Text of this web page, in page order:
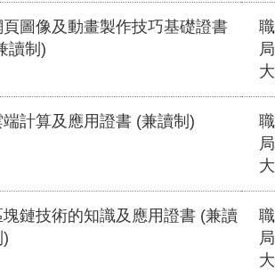
頁圖像及動畫製作技巧基礎證書
讀制)
端計算及應用證書 (兼讀制)
塊鏈技術的知識及應用證書 (兼讀
)